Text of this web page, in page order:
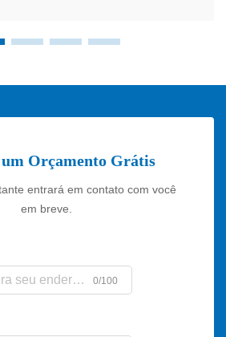
Orçamento Grátis
entrará em contato com você
em breve.
0/100